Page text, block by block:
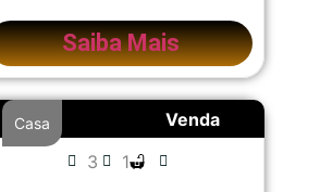
Saiba Mais
Venda
Casa
3 1